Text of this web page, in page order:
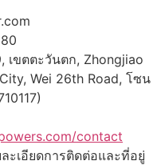
เขตตะวันตก, Zhongjiao
Wei 26th Road, โซน
contact
ะเอียดการติดต่อและที่อยู่